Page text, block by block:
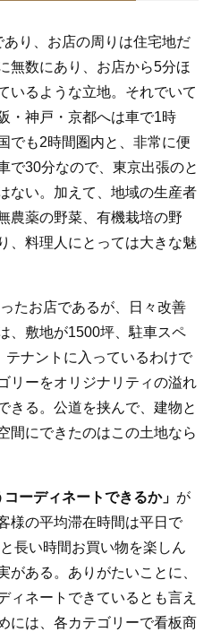
あり、お店の周りは住宅地だ
無数にあり、お店から5分ほ
いるような立地。それでいて
・神戸・京都へは車で1時
でも2時間圏内と、非常に便
で30分なので、東京出張のと
ない。加えて、地域の生産者
農薬の野菜、有機栽培の野
、料理人にとっては大きな魅
たお店であるが、日々改善
、敷地が1500坪、駐車スペ
ナントに入っているわけで
リーをオリジナリティの溢れ
きる。公道を挟んで、建物と
間にできたのはこの土地なら
ーディネートできるか」 が
様の平均滞在時間は平日で
長い時間お買い物を楽しん
がある。ありがたいことに、
ィネートできているとも言え
には、各カテゴリーで看板商